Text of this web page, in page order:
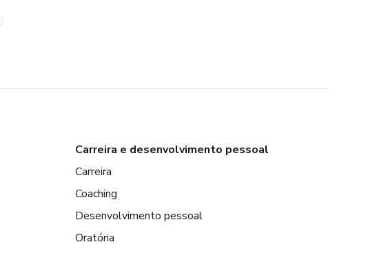
Carreira e desenvolvimento pessoal
Carreira
Coaching
Desenvolvimento pessoal
Oratória